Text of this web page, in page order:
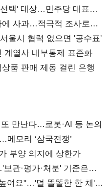
택' 대상…민주당 대표로
에 사과…적극적 조사로
울시 협력 없으면 '공수표'
계열사 내부통제 표준화
품 판매 제동 걸린 은행
만난다…로봇·AI 등 논의
모리 ‘삼국전쟁’
부양 의지에 상한가
관·평가·처분' 기준은
여요"…'덜 똘똘한 한 채'